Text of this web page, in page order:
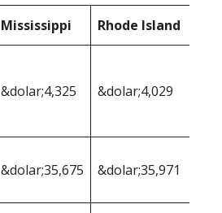
Mississippi Rhode Island
&dolar;4,325 &dolar;4,029
&dolar;35,675 &dolar;35,971